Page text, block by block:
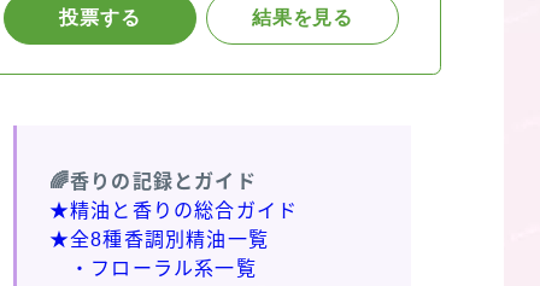
🌈香りの記録とガイド
★精油と香りの総合ガイド
★全8種香調別精油一覧
・フローラル系一覧